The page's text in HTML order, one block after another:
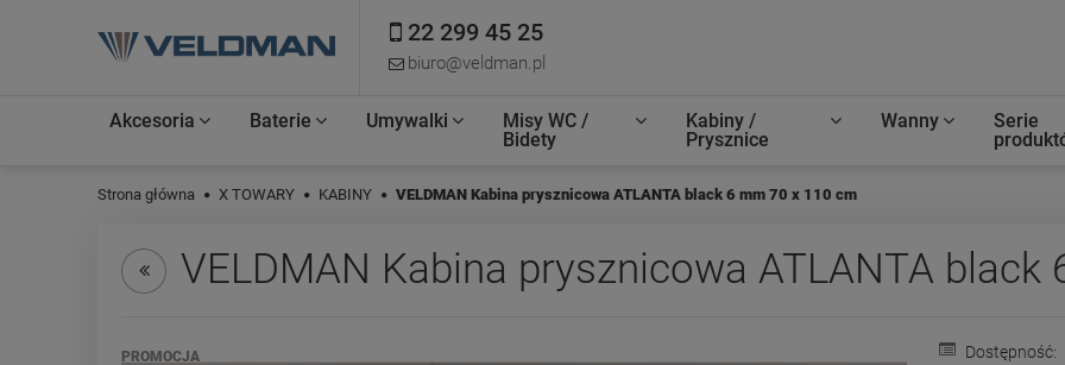
22 299 45 25
biuro@veldman.pl
Akcesoria Baterie Umywalki
Misy WC /
Bidety
Kabiny /
Prysznice
Wanny
Serie
Strona główna X TOWARY KABINY VELDMAN Kabina prysznicowa ATLANTA black 6 mm 70 x 110 cm
VELDMAN Kabina prysznicowa ATLANTA black
PROMOCJA Dostępność: